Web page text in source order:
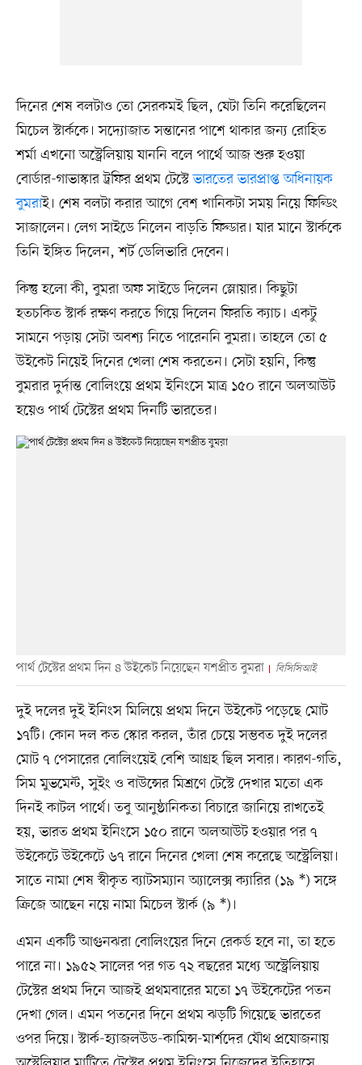
দিনের শেষ বলটাও তো সেরকমই ছিল, যেটা তিনি করেছিলেন
মিচেল স্টার্ককে। সদ্যোজাত সন্তানের পাশে থাকার জন্য রোহিত
শর্মা এখনো অস্ট্রেলিয়ায় যাননি বলে পার্থে আজ শুরু হওয়া
বোর্ডার-গাভাস্কার ট্রফির প্রথম টেস্টেভারতের ভারপ্রাপ্ত অধিনায়ক
বুমরাই। শেষ বলটা করার আগে বেশ খানিকটা সময় নিয়ে ফিল্ডিং
সাজালেন। লেগ সাইডে নিলেন বাড়তি ফিল্ডার। যার মানে স্টার্ককে
তিনি ইঙ্গিত দিলেন, শর্ট ডেলিভারি দেবেন।
কিন্তু হলো কী, বুমরা অফ সাইডে দিলেন স্লোয়ার। কিছুটা
হতচকিত স্টার্ক রক্ষণ করতে গিয়ে দিলেন ফিরতি ক্যাচ। একটু
সামনে পড়ায় সেটা অবশ্য নিতে পারেননি বুমরা। তাহলে তো ৫
উইকেট নিয়েই দিনের খেলা শেষ করতেন। সেটা হয়নি, কিন্তু
বুমরার দুর্দান্ত বোলিংয়ে প্রথম ইনিংসে মাত্র ১৫০ রানে অলআউট
হয়েও পার্থ টেস্টের প্রথম দিনটি ভারতের।
পার্থ টেস্টের প্রথম দিন ৪ উইকেট নিয়েছেন যশপ্রীত বুমরা বিসিসিআই
দুই দলের দুই ইনিংস মিলিয়ে প্রথম দিনে উইকেট পড়েছে মোট
১৭টি। কোন দল কত স্কোর করল, তাঁর চেয়ে সম্ভবত দুই দলের
মোট ৭ পেসারের বোলিংয়েই বেশি আগ্রহ ছিল সবার। কারণ-গতি,
সিম মুভমেন্ট, সুইং ও বাউন্সের মিশ্রণে টেস্টে দেখার মতো এক
দিনই কাটল পার্থে। তবু আনুষ্ঠানিকতা বিচারে জানিয়ে রাখতেই
হয়, ভারত প্রথম ইনিংসে ১৫০ রানে অলআউট হওয়ার পর ৭
উইকেটে উইকেটে ৬৭ রানে দিনের খেলা শেষ করেছে অস্ট্রেলিয়া।
সাতে নামা শেষ স্বীকৃত ব্যাটসম্যান অ্যালেক্স ক্যারির (১৯ *) সঙ্গে
ক্রিজে আছেন নয়ে নামা মিচেল স্টার্ক (৯ *)।
এমন একটি আগুনঝরা বোলিংয়ের দিনে রেকর্ড হবে না, তা হতে
পারে না। ১৯৫২ সালের পর গত ৭২ বছরের মধ্যে অস্ট্রেলিয়ায়
টেস্টের প্রথম দিনে আজই প্রথমবারের মতো ১৭ উইকেটের পতন
দেখা গেল। এমন পতনের দিনে প্রথম ঝড়টি গিয়েছে ভারতের
ওপর দিয়ে। স্টার্ক-হ্যাজলউড-কামিন্স-মার্শদের যৌথ প্রযোজনায়